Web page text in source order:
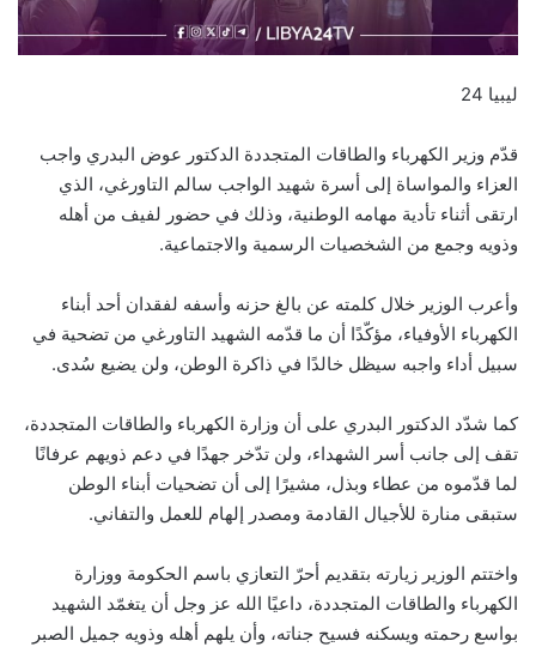
ليبيا 24
قدّم وزير الكهرباء والطاقات المتجددة الدكتور عوض البدري واجب
العزاء والمواساة إلى أسرة شهيد الواجب سالم التاورغي، الذي
ارتقى أثناء تأدية مهامه الوطنية، وذلك في حضور لفيف من أهله
وذويه وجمع من الشخصيات الرسمية والاجتماعية.
وأعرب الوزير خلال كلمته عن بالغ حزنه وأسفه لفقدان أحد أبناء
الكهرباء الأوفياء، مؤكّدًا أن ما قدّمه الشهيد التاورغي من تضحية في
سبيل أداء واجبه سيظل خالدًا في ذاكرة الوطن، ولن يضيع سُدى.
كما شدّد الدكتور البدري على أن وزارة الكهرباء والطاقات المتجددة،
تقف إلى جانب أسر الشهداء، ولن تدّخر جهدًا في دعم ذويهم عرفانًا
لما قدّموه من عطاء وبذل، مشيرًا إلى أن تضحيات أبناء الوطن
ستبقى منارة للأجيال القادمة ومصدر إلهام للعمل والتفاني.
واختتم الوزير زيارته بتقديم أحرّ التعازي باسم الحكومة ووزارة
الكهرباء والطاقات المتجددة، داعيًا الله عز وجل أن يتغمّد الشهيد
بواسع رحمته ويسكنه فسيح جناته، وأن يلهم أهله وذويه جميل الصبر